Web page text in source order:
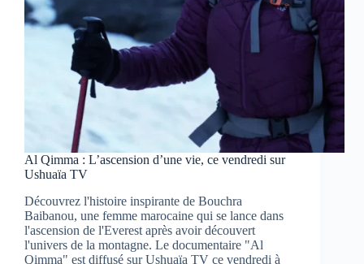
Al Qimma : L’ascension d’une vie, ce vendredi sur
Ushuaïa TV
Découvrez l'histoire inspirante de Bouchra
Baibanou, une femme marocaine qui se lance dans
l'ascension de l'Everest après avoir découvert
l'univers de la montagne. Le documentaire "Al
Qimma" est diffusé sur Ushuaïa TV ce vendredi à